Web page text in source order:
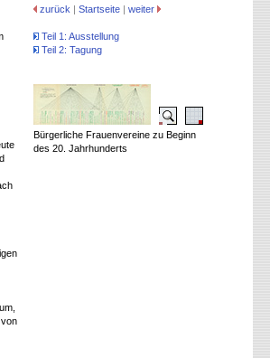
zurück | Startseite | weiter
Teil 1: Ausstellung
Teil 2: Tagung
Bürgerliche Frauenvereine zu Beginn
des 20. Jahrhunderts